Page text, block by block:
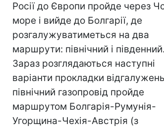
Росії до Європи пройде через
море і вийде до Болгарії, де
розгалужуватиметься на два
маршрути: північний і південний.
Зараз розглядаються наступні
варіанти прокладки
північний газопровід пройде
маршрутом Болгарія-Румунія-
Угорщина-Чехія-Австрія (з